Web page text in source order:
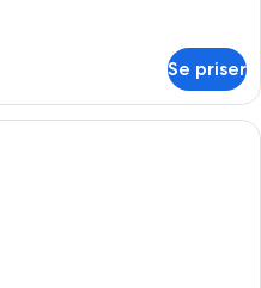
Se priser
Badeværelse | Brusehoved med